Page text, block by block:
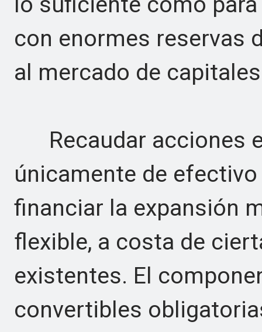
con enormes reservas
al mercado de
Recaudar acciones
únicamente de
financiar la expansión
flexible, a costa de
existentes. El
convertibles